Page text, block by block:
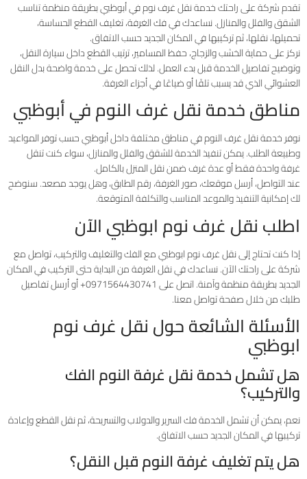
تقدم شركة على راحتك خدمة نقل غرف نوم في أبوظبي بطريقة منظمة تناسب
الشقق والفلل والمنازل. نساعدك في فك الغرفة، تغليف القطع الحساسة،
تحميلها، نقلها، ثم تركيبها في المكان الجديد حسب الاتفاق.
نركز على حماية الخشب والزجاج، حفظ المسامير، ترتيب القطع داخل سيارة النقل،
وتوضيح تفاصيل الخدمة قبل بدء العمل. لذلك تحصل على خدمة واضحة بدل النقل
العشوائي الذي قد يسبب تلفًا أو ضياعًا في أجزاء الغرفة.
مناطق خدمة نقل غرف النوم في أبوظبي
نوفر خدمة نقل غرف النوم في مناطق مختلفة داخل أبوظبي حسب توفر المواعيد
وطبيعة الطلب. يمكن تنفيذ الخدمة للشقق والفلل والمنازل، سواء كنت تنقل
غرفة واحدة فقط أو عدة غرف ضمن نقل المنزل بالكامل.
عند التواصل، أرسل موقعك، صور الغرفة، رقم الطابق، وهل يوجد مصعد. سنوضح
لك إمكانية التنفيذ والموعد المناسب والتكلفة المتوقعة.
اطلب نقل غرف نوم ابوظبي الآن
إذا كنت تحتاج إلى نقل غرف نوم ابوظبي مع الفك والتغليف والتركيب، تواصل مع
شركة على راحتك الآن. نساعدك في نقل الغرفة من البداية حتى التركيب في المكان
الجديد بطريقة منظمة وآمنة. اتصل على 0971564430741+ أو أرسل تفاصيل
طلبك من خلال صفحة تواصل معنا.
الأسئلة الشائعة حول نقل غرف نوم
ابوظبي
هل تشمل خدمة نقل غرفة النوم الفك
والتركيب؟
نعم، يمكن أن تشمل الخدمة فك السرير والدولاب والتسريحة، ثم نقل القطع وإعادة
تركيبها في المكان الجديد حسب الاتفاق.
هل يتم تغليف غرفة النوم قبل النقل؟